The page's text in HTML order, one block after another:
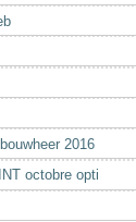
2016
octobre opti